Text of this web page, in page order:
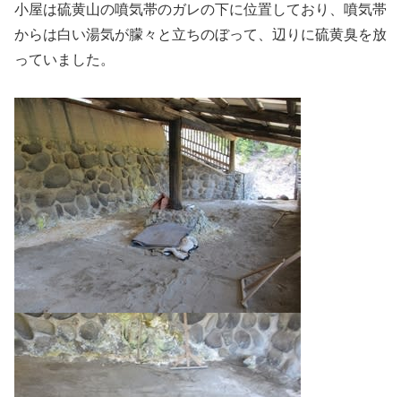
小屋は硫黄山の噴気帯のガレの下に位置しており、噴気帯
からは白い湯気が朦々と立ちのぼって、辺りに硫黄臭を放
っていました。